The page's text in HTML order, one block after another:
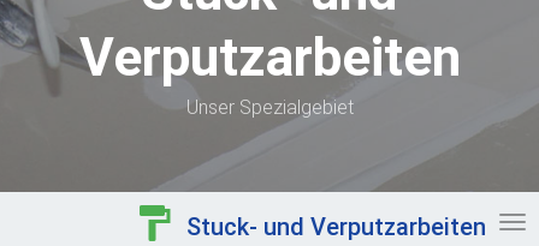
Verputzarbeiten
Unser Spezialgebiet
format_paint Stuck- und Verputzarbeiten